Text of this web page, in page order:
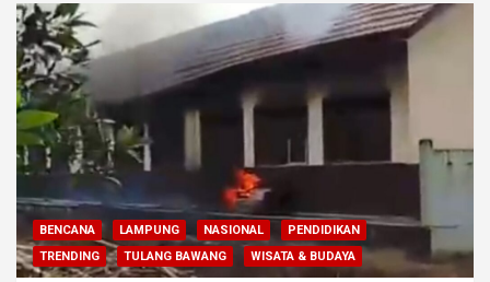
BENCANA LAMPUNG NASIONAL
PENDIDIKAN
TRENDING
TULANG BAWANG WISATA & BUDAYA